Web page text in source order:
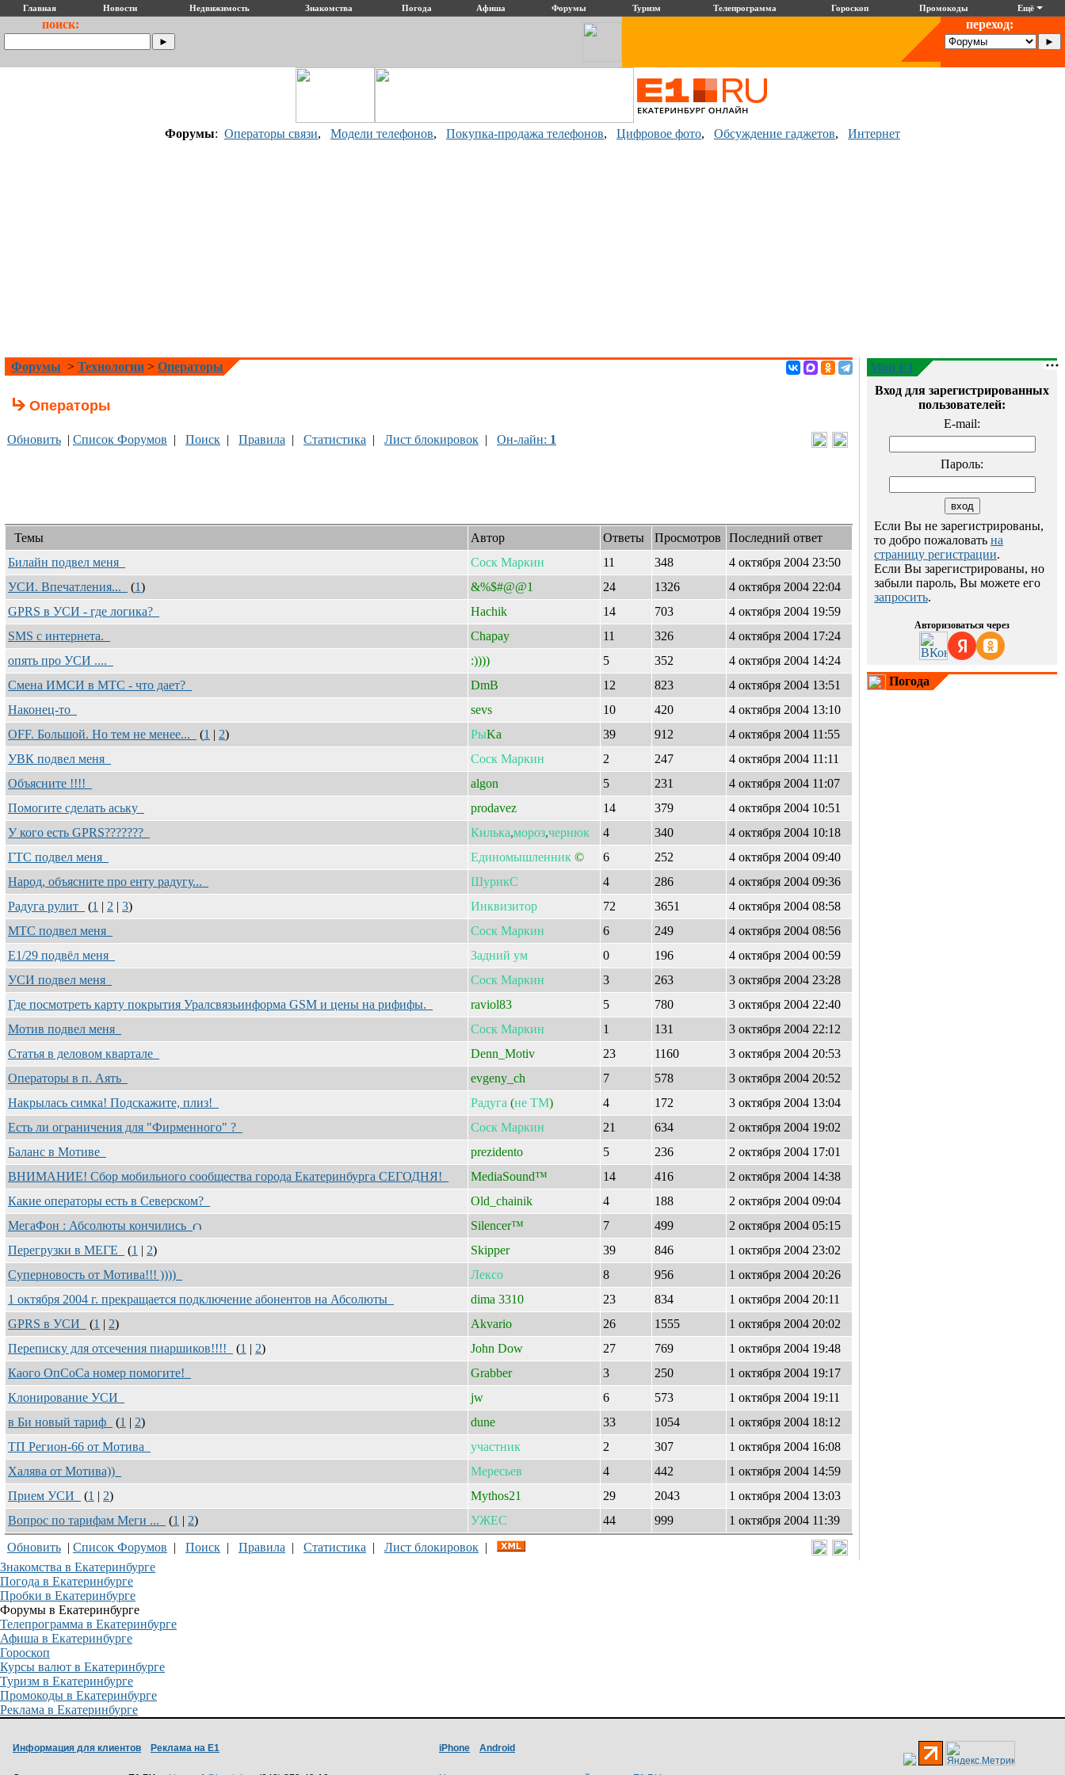
Главная Новости Недвижимость Знакомства Погода Афиша Форумы Туризм Телепрограмма Гороскоп Промокоды Ещё
поиск: переход:
Форумы: Операторы связи, Модели телефонов, Покупка-продажа телефонов, Цифровое фото, Обсуждение гаджетов, Интернет
Форумы > Технологии > Операторы
Операторы
Обновить | Список Форумов | Поиск | Правила | Статистика | Лист блокировок | Он-лайн: 1
Темы Автор Ответы Просмотров
Последний ответ
Билайн подвел меня
Соск Маркин 11 348
4 октября 2004 23:50
УСИ. Впечатления...
(1) &%$#@@1 24 1326
4 октября 2004 22:04
GPRS в УСИ - где логика?
Hachik 14 703
4 октября 2004 19:59
SMS с интернета.
Chapay 11 326
4 октября 2004 17:24
опять про УСИ ....
:)))) 5 352
4 октября 2004 14:24
Смена ИМСИ в МТС - что дает?
DmB 12 823
4 октября 2004 13:51
Наконец-то
sevs 10 420
4 октября 2004 13:10
OFF. Большой. Но тем не менее...
(1 | 2) РыKa 39 912
4 октября 2004 11:55
УВК подвел меня
Соск Маркин 2 247
4 октября 2004 11:11
Объясните !!!!
algon 5 231
4 октября 2004 11:07
Помогите сделать аську
prodavez 14 379
4 октября 2004 10:51
У кого есть GPRS???????
Килька,мороз,чернюк 4 340
4 октября 2004 10:18
ГТС подвел меня
Единомышленник © 6 252
4 октября 2004 09:40
Народ, объясните про енту радугу...
ШурикС 4 286
4 октября 2004 09:36
Радуга рулит
(1 | 2 | 3) Инквизитор 72 3651
4 октября 2004 08:58
МТС подвел меня
Соск Маркин 6 249
4 октября 2004 08:56
E1/29 подвёл меня
Задний ум 0 196
4 октября 2004 00:59
УСИ подвел меня
Соск Маркин 3 263
3 октября 2004 23:28
Где посмотреть карту покрытия Уралсвязьинформа GSM и цены на рифифы.
raviol83 5 780
3 октября 2004 22:40
Мотив подвел меня
Соск Маркин 1 131
3 октября 2004 22:12
Статья в деловом квартале
Denn_Motiv 23 1160
3 октября 2004 20:53
Операторы в п. Аять
evgeny_ch 7 578
3 октября 2004 20:52
Накрылась симка! Подскажите, плиз!
Радуга (не ТМ) 4 172
3 октября 2004 13:04
Есть ли ограничения для "Фирменного" ?
Соск Маркин 21 634
2 октября 2004 19:02
Баланс в Мотиве
prezidento 5 236
2 октября 2004 17:01
ВНИМАНИЕ! Сбор мобильного сообщества города Екатеринбурга СЕГОДНЯ!
MediaSound™ 14 416
2 октября 2004 14:38
Какие операторы есть в Северском?
Old_chainik 4 188
2 октября 2004 09:04
МегаФон : Абсолюты кончились
Silencer™ 7 499
2 октября 2004 05:15
Перегрузки в МЕГЕ
(1 | 2) Skipper 39 846
1 октября 2004 23:02
Суперновость от Мотива!!! ))))
Лексо 8 956
1 октября 2004 20:26
1 октября 2004 г. прекращается подключение абонентов на Абсолюты
dima 3310 23 834
1 октября 2004 20:11
GPRS в УСИ
(1 | 2) Akvario 26 1555
1 октября 2004 20:02
Переписку для отсечения пиаршиков!!!!
(1 | 2) John Dow 27 769
1 октября 2004 19:48
Каого ОпСоСа номер помогите!
Grabber 3 250
1 октября 2004 19:17
Клонирование УСИ
jw 6 573
1 октября 2004 19:11
в Би новый тариф
(1 | 2) dune 33 1054
1 октября 2004 18:12
ТП Регион-66 от Мотива
участник 2 307
1 октября 2004 16:08
Халява от Мотива))
Мересьев 4 442
1 октября 2004 14:59
Прием УСИ
(1 | 2) Mythos21 29 2043
1 октября 2004 13:03
Вопрос по тарифам Меги ...
(1 | 2) УЖЕС 44 999
1 октября 2004 11:39
Обновить | Список Форумов | Поиск | Правила | Статистика | Лист блокировок |
Мой E1
Вход для зарегистрированных
пользователей:
E-mail:
Пароль:
Если Вы не зарегистрированы,
то добро пожаловать на
страницу регистрации.
Если Вы зарегистрированы, но
забыли пароль, Вы можете его
запросить.
Авторизоваться через
Погода
Знакомства в Екатеринбурге
Погода в Екатеринбурге
Пробки в Екатеринбурге
Форумы в Екатеринбурге
Телепрограмма в Екатеринбурге
Афиша в Екатеринбурге
Гороскоп
Курсы валют в Екатеринбурге
Туризм в Екатеринбурге
Промокоды в Екатеринбурге
Реклама в Екатеринбурге
Информация для клиентов Реклама на Е1 iPhone Android